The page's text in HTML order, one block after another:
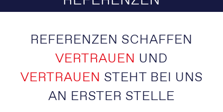
REFERENZEN SCHAFFEN
VERTRAUEN UND
VERTRAUEN STEHT BEI UNS
AN ERSTER STELLE